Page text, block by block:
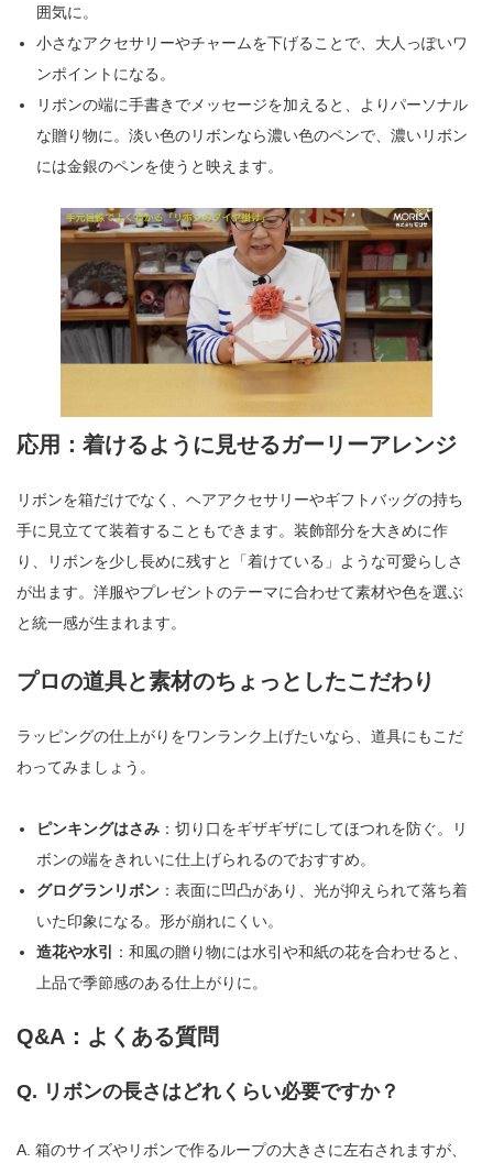
囲気に。
小さなアクセサリーやチャームを下げることで、大人っぽいワ
ンポイントになる。
リボンの端に手書きでメッセージを加えると、よりパーソナル
な贈り物に。淡い色のリボンなら濃い色のペンで、濃いリボン
には金銀のペンを使うと映えます。
応用：着けるように見せるガーリーアレンジ
リボンを箱だけでなく、ヘアアクセサリーやギフトバッグの持ち
手に見立てて装着することもできます。装飾部分を大きめに作
り、リボンを少し長めに残すと「着けている」ような可愛らしさ
が出ます。洋服やプレゼントのテーマに合わせて素材や色を選ぶ
と統一感が生まれます。
プロの道具と素材のちょっとしたこだわり
ラッピングの仕上がりをワンランク上げたいなら、道具にもこだ
わってみましょう。
ピンキングはさみ ：切り口をギザギザにしてほつれを防ぐ。リ
ボンの端をきれいに仕上げられるのでおすすめ。
グログランリボン ：表面に凹凸があり、光が抑えられて落ち着
いた印象になる。形が崩れにくい。
造花や水引
：和風の贈り物には水引や和紙の花を合わせると、
上品で季節感のある仕上がりに。
Q&A：よくある質問
Q. リボンの長さはどれくらい必要ですか？
A. 箱のサイズやリボンで作るループの大きさに左右されますが、